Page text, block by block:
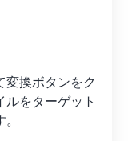
変換ボタンをク
ルをターゲット